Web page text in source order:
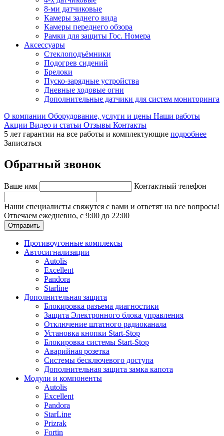
8-ми датчиковые
Камеры заднего вида
Камеры переднего обзора
Рамки для защиты Гос. Номера
Аксессуары
Стеклоподъёмники
Подогрев сидений
Брелоки
Пуско-зарядные устройства
Дневные ходовые огни
Дополнительные датчики для систем мониторинга
О компании Оборудование, услуги и цены Наши работы
Акции Видео и статьи Отзывы Контакты
5 лет гарантии на все работы и комплектующие подробнее
Записаться
Обратный звонок
Ваше имя Контактный телефон
Наши специалисты свяжутся с вами и ответят на все вопросы!
Отвечаем ежедневно, с 9:00 до 22:00
Отправить
Противоугонные комплексы
Автосигнализации
Autolis
Excellent
Pandora
Starline
Дополнительная защита
Блокировка разъема диагностики
Защита Электронного блока управления
Отключение штатного радиоканала
Установка кнопки Start-Stop
Блокировка системы Start-Stop
Аварийная розетка
Системы бесключевого доступа
Дополнительная защита замка капота
Модули и компоненты
Autolis
Excellent
Pandora
StarLine
Prizrak
Fortin